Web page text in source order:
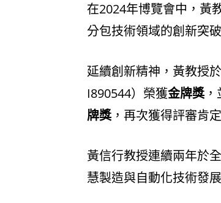
在2024年博覽會中，黃
分包技術領域的創新突破
延續創新精神，黃教授
I890544）榮獲金牌獎
牌獎 ，再次獲得評審肯
黃信行教授連續兩年於
慧製造與自動化技術發